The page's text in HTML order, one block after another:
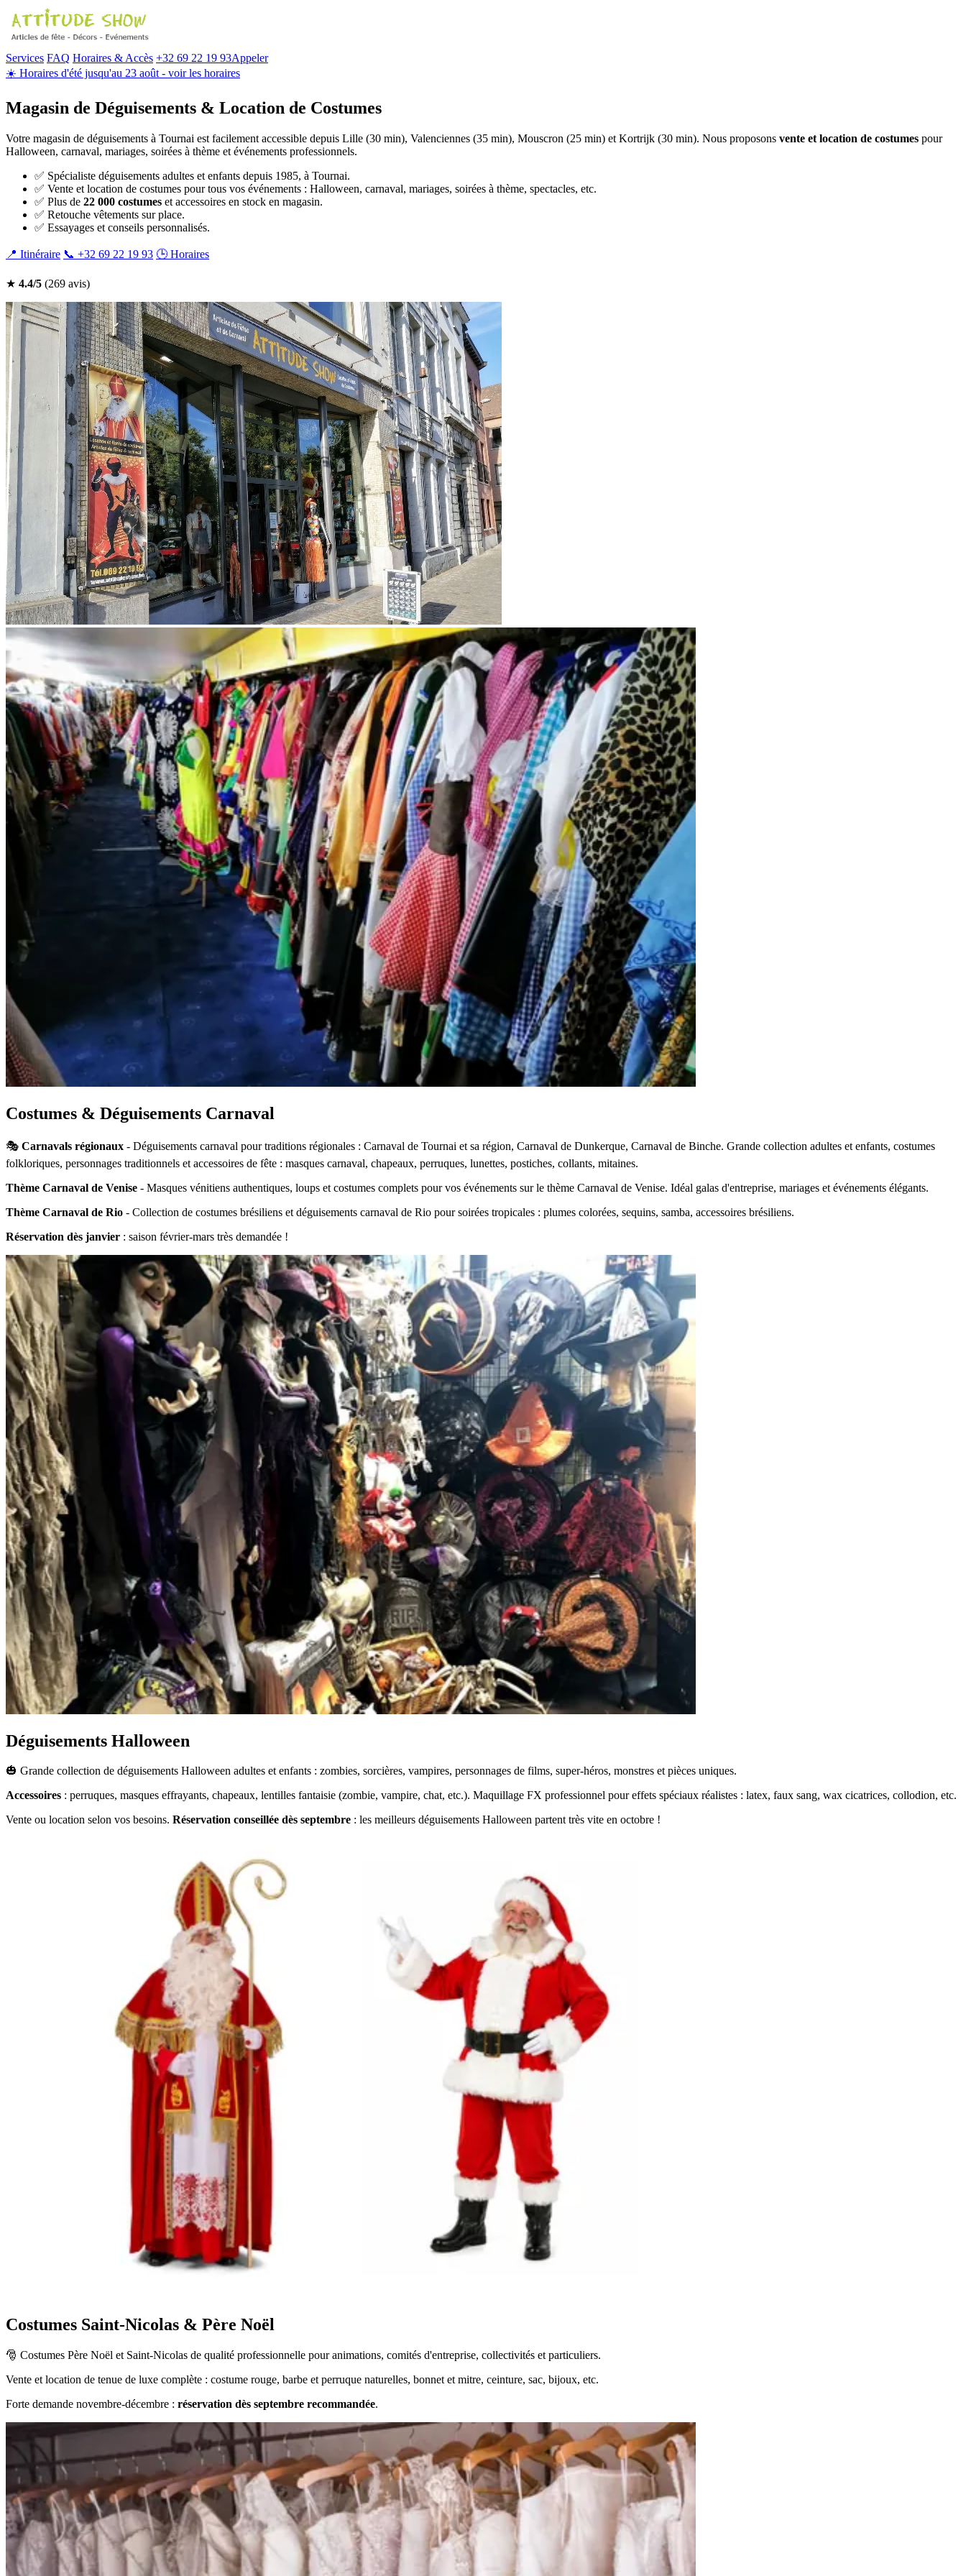
Services FAQ Horaires & Accès +32 69 22 19 93Appeler
☀️ Horaires d'été jusqu'au 23 août - voir les horaires
Magasin de Déguisements & Location de Costumes
Votre magasin de déguisements à Tournai est facilement accessible depuis Lille (30 min), Valenciennes (35 min), Mouscron (25 min) et Kortrijk (30 min). Nous proposons vente et location de costumes pour
Halloween, carnaval, mariages, soirées à thème et événements professionnels.
✅ Spécialiste déguisements adultes et enfants depuis 1985, à Tournai.
✅ Vente et location de costumes pour tous vos événements : Halloween, carnaval, mariages, soirées à thème, spectacles, etc.
✅ Plus de 22 000 costumes et accessoires en stock en magasin.
✅ Retouche vêtements sur place.
✅ Essayages et conseils personnalisés.
📍 Itinéraire 📞 +32 69 22 19 93 🕒 Horaires
★ 4.4/5 (269 avis)
Costumes & Déguisements Carnaval
🎭 Carnavals régionaux - Déguisements carnaval pour traditions régionales : Carnaval de Tournai et sa région, Carnaval de Dunkerque, Carnaval de Binche. Grande collection adultes et enfants, costumes
folkloriques, personnages traditionnels et accessoires de fête : masques carnaval, chapeaux, perruques, lunettes, postiches, collants, mitaines.
Thème Carnaval de Venise - Masques vénitiens authentiques, loups et costumes complets pour vos événements sur le thème Carnaval de Venise. Idéal galas d'entreprise, mariages et événements élégants.
Thème Carnaval de Rio - Collection de costumes brésiliens et déguisements carnaval de Rio pour soirées tropicales : plumes colorées, sequins, samba, accessoires brésiliens.
Réservation dès janvier : saison février-mars très demandée !
Déguisements Halloween
🎃 Grande collection de déguisements Halloween adultes et enfants : zombies, sorcières, vampires, personnages de films, super-héros, monstres et pièces uniques.
Accessoires : perruques, masques effrayants, chapeaux, lentilles fantaisie (zombie, vampire, chat, etc.). Maquillage FX professionnel pour effets spéciaux réalistes : latex, faux sang, wax cicatrices, collodion, etc.
Vente ou location selon vos besoins. Réservation conseillée dès septembre : les meilleurs déguisements Halloween partent très vite en octobre !
Costumes Saint-Nicolas & Père Noël
🎅 Costumes Père Noël et Saint-Nicolas de qualité professionnelle pour animations, comités d'entreprise, collectivités et particuliers.
Vente et location de tenue de luxe complète : costume rouge, barbe et perruque naturelles, bonnet et mitre, ceinture, sac, bijoux, etc.
Forte demande novembre-décembre : réservation dès septembre recommandée.